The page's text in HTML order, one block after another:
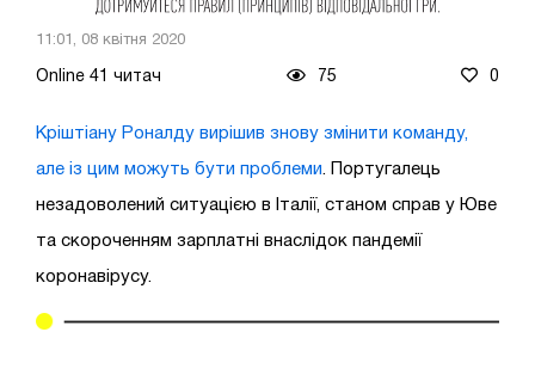
11:01, 08 квітня 2020
Online 41 читач 75 0
Кріштіану Роналду вирішив знову змінити команду,
але із цим можуть бути проблеми . Португалець
незадоволений ситуацією в Італії, станом справ у Юве
та скороченням зарплатні внаслідок пандемії
коронавірусу.